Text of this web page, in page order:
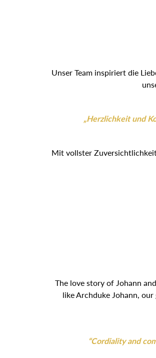
Unser Team inspiriert die
„Herzlichkeit und
Mit vollster
The love story of Johann
like Archduke Johann,
“Cordiality and